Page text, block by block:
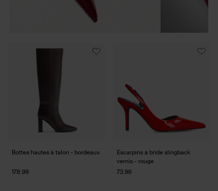
Bottes hautes à talon - bordeaux
178.99
Escarpins à bride slingback
vernis - rouge
73.99